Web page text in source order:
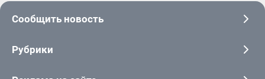
Сообщить новость
Рубрики